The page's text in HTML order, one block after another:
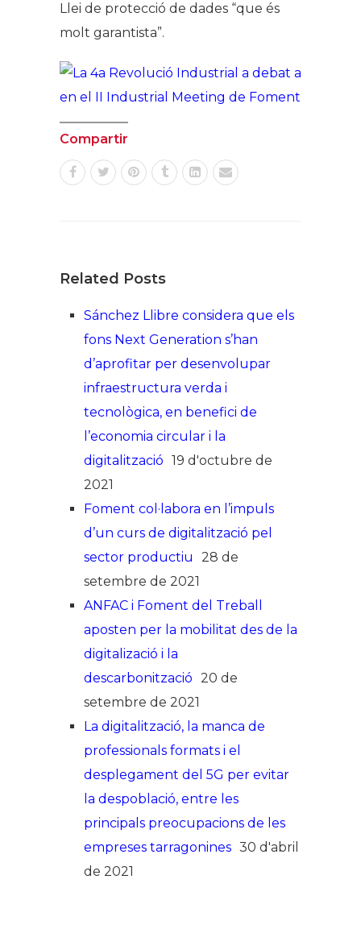
Llei de protecció de dades “que és
molt garantista”.
Compartir
Related Posts
Sánchez Llibre considera que els
fons Next Generation s’han
d’aprofitar per desenvolupar
infraestructura verda i
tecnològica, en benefici de
l’economia circular i la
digitalització 19 d'octubre de
2021
Foment col·labora en l’impuls
d’un curs de digitalització pel
sector productiu
28 de
setembre de 2021
ANFAC i Foment del Treball
aposten per la mobilitat des de la
digitalizació i la
descarbonització 20 de
setembre de 2021
La digitalització, la manca de
professionals formats i el
desplegament del 5G per evitar
la despoblació, entre les
principals preocupacions de les
empreses tarragonines 30 d'abril
de 2021